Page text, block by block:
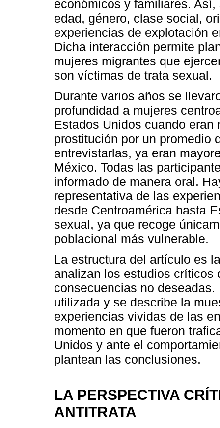
económicos y familiares.
edad, género, clase social,
experiencias de explotación
Dicha interacción permite
mujeres migrantes que
son víctimas de trata sexual.
Durante varios años se
profundidad a mujeres
Estados Unidos cuando
prostitución por un promedio
entrevistarlas, ya eran
México. Todas las
informado de manera oral.
representativa de las
desde Centroamérica hasta
sexual, ya que recoge
poblacional más vulnerable.
La estructura del artículo es
analizan los estudios críticos
consecuencias no
utilizada y se describe la
experiencias vividas de las
momento en que fueron
Unidos y ante el
plantean las conclusiones.
LA PERSPECTIVA
ANTITRATA